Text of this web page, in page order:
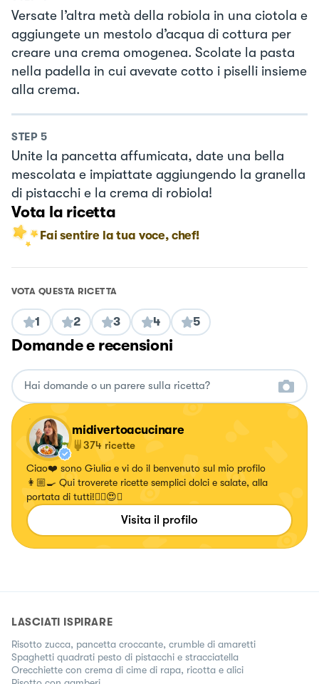
Versate l’altra metà della robiola in una ciotola e
aggiungete un mestolo d’acqua di cottura per
creare una crema omogenea. Scolate la pasta
nella padella in cui avevate cotto i piselli insieme
alla crema.
STEP 5
Unite la pancetta affumicata, date una bella
mescolata e impiattate aggiungendo la granella
di pistacchi e la crema di robiola!
Vota la ricetta
Fai sentire la tua voce, chef!
VOTA QUESTA RICETTA
1 2 3 4 5
Domande e recensioni
midivertoacucinare
374 ricette
Ciao❤️ sono Giulia e vi do il benvenuto sul mio profilo
👩🏼‍🍳 Qui troverete ricette semplici dolci e salate, alla
portata di tutti!✌🏼😍🍝
Visita il profilo
LASCIATI ISPIRARE
Risotto zucca, pancetta croccante, crumble di amaretti
Spaghetti quadrati pesto di pistacchi e stracciatella
Orecchiette con crema di cime di rapa, ricotta e alici